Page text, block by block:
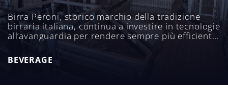
Birra Peroni, storico marchio della tradizione
birraria italiana, continua a investire in tecnologie
all’avanguardia per rendere sempre più efficienti i
propri processi produttivi.
BEVERAGE